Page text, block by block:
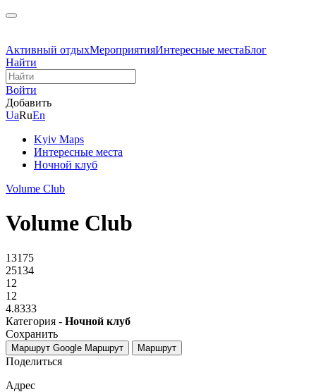
Активный отдыхМероприятияИнтересные местаБлог
Найти
Войти
Добавить
UaRuEn
Kyiv Maps
Интересные места
Ночной клуб
Volume Club
Volume Club
13175
25134
12
12
4.8333
Категория - Ночной клуб
Сохранить
Маршрут Google Маршрут Маршрут
Поделиться
Адрес